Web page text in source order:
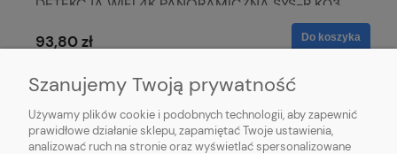
DETEKCJA WIFI 4K PANORAMICZNA SYS-R K03
93,80 zł Do koszyka
Szanujemy Twoją prywatność
Używamy plików cookie i podobnych technologii, aby zapewnić
prawidłowe działanie sklepu, zapamiętać Twoje ustawienia,
analizować ruch na stronie oraz wyświetlać spersonalizowane